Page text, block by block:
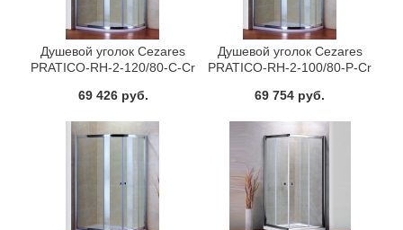
Душевой уголок Cezares
PRATICO-RH-2-120/80-C-Cr
69 426 руб.
Душевой уголок Cezares
PRATICO-RH-2-100/80-P-Cr
69 754 руб.